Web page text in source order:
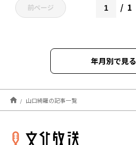
前ページ 1
年月別で見る
2026年06月
2026年03月
2025年09月
山口綺羅の記事一覧